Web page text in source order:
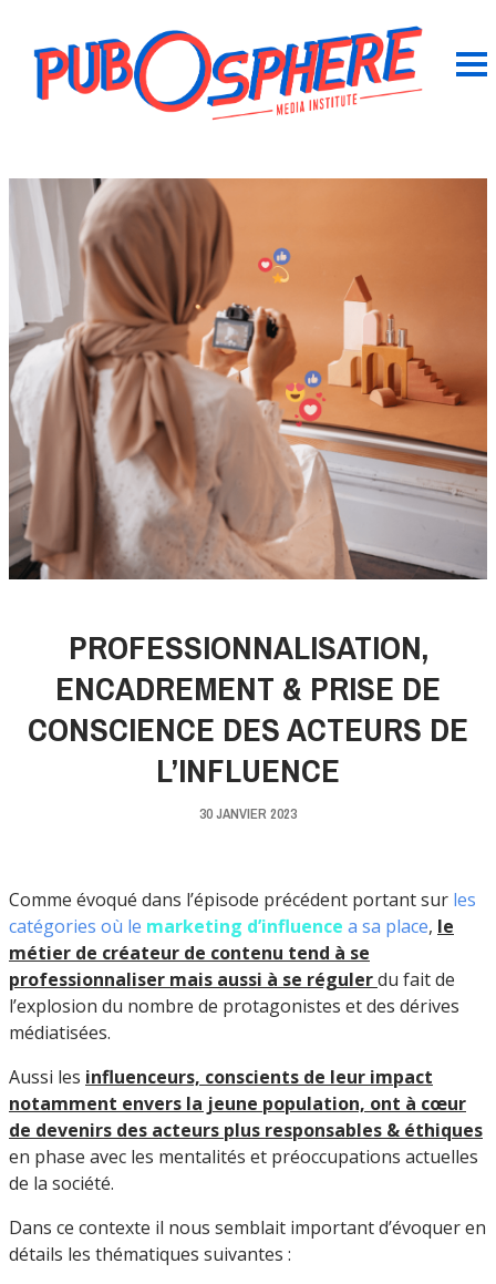
PROFESSIONNALISATION,
ENCADREMENT & PRISE DE
CONSCIENCE DES ACTEURS DE
L’INFLUENCE
30 JANVIER 2023
Comme évoqué dans l’épisode précédent portant sur les
catégories où le marketing d’influence a sa place, le
métier de créateur de contenu tend à se
professionnaliser mais aussi à se régulerdu fait de
l’explosion du nombre de protagonistes et des dérives
médiatisées.
Aussi les influenceurs, conscients de leur impact
notamment envers la jeune population, ont à cœur
de devenirs des acteurs plus responsables & éthiques
en phase avec les mentalités et préoccupations actuelles
de la société.
Dans ce contexte il nous semblait important d’évoquer en
détails les thématiques suivantes :